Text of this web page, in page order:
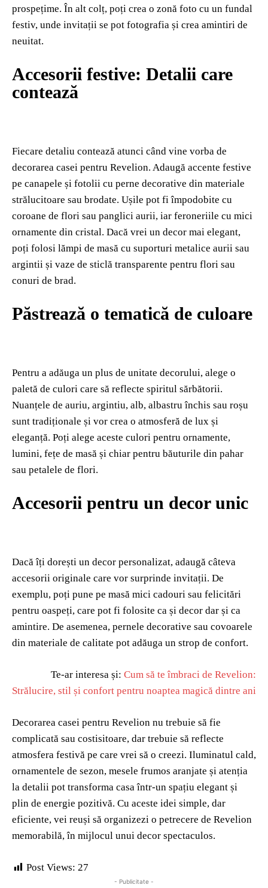
prospețime. În alt colț, poți crea o zonă foto cu un fundal
festiv, unde invitații se pot fotografia și crea amintiri de
neuitat.
Accesorii festive: Detalii care
contează
Fiecare detaliu contează atunci când vine vorba de
decorarea casei pentru Revelion. Adaugă accente festive
pe canapele și fotolii cu perne decorative din materiale
strălucitoare sau brodate. Ușile pot fi împodobite cu
coroane de flori sau panglici aurii, iar feroneriile cu mici
ornamente din cristal. Dacă vrei un decor mai elegant,
poți folosi lămpi de masă cu suporturi metalice aurii sau
argintii și vaze de sticlă transparente pentru flori sau
conuri de brad.
Păstrează o tematică de culoare
Pentru a adăuga un plus de unitate decorului, alege o
paletă de culori care să reflecte spiritul sărbătorii.
Nuanțele de auriu, argintiu, alb, albastru închis sau roșu
sunt tradiționale și vor crea o atmosferă de lux și
eleganță. Poți alege aceste culori pentru ornamente,
lumini, fețe de masă și chiar pentru băuturile din pahar
sau petalele de flori.
Accesorii pentru un decor unic
Dacă îți dorești un decor personalizat, adaugă câteva
accesorii originale care vor surprinde invitații. De
exemplu, poți pune pe masă mici cadouri sau felicitări
pentru oaspeți, care pot fi folosite ca și decor dar și ca
amintire. De asemenea, pernele decorative sau covoarele
din materiale de calitate pot adăuga un strop de confort.
Te-ar interesa și: Cum să te îmbraci de Revelion:
Strălucire, stil și confort pentru noaptea magică dintre ani
Decorarea casei pentru Revelion nu trebuie să fie
complicată sau costisitoare, dar trebuie să reflecte
atmosfera festivă pe care vrei să o creezi. Iluminatul cald,
ornamentele de sezon, mesele frumos aranjate și atenția
la detalii pot transforma casa într-un spațiu elegant și
plin de energie pozitivă. Cu aceste idei simple, dar
eficiente, vei reuși să organizezi o petrecere de Revelion
memorabilă, în mijlocul unui decor spectaculos.
Post Views: 27
- Publicitate -